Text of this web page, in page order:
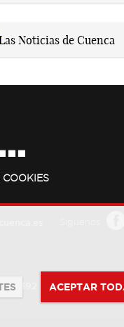
COOKIES
392 ACEPTAR